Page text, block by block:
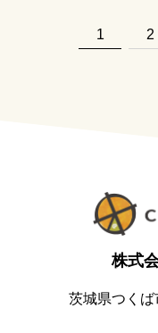
1 2
株式
茨城県つく